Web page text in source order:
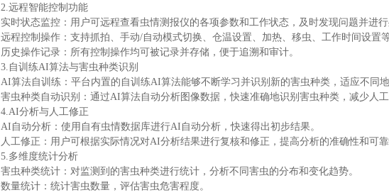
2.远程智能控制功能
实时状态监控：用户可远程查看虫情测报仪的各项参数和工作状态，及时发现问题并进行
远程控制操作：支持抓拍、手动/自动模式切换、仓温设置、加热、移虫、工作时间设置
历史操作记录：所有控制操作均可被记录并存储，便于追溯和审计。
3.自训练AI算法与害虫种类识别
AI算法自训练：平台内置的自训练AI算法能够不断学习并识别新的害虫种类，适应不同地
害虫种类自动识别：通过AI算法自动分析图像数据，快速准确地识别害虫种类，减少人工
4.AI分析与人工修正
AI自动分析：使用自有虫情数据库进行AI自动分析，快速得出初步结果。
人工修正：用户可根据实际情况对AI分析结果进行复核和修正，提高分析的准确性和可靠
5.多维度统计分析
害虫种类统计：对监测到的害虫种类进行统计，分析不同害虫的分布和变化趋势。
数量统计：统计害虫数量，评估害虫危害程度。